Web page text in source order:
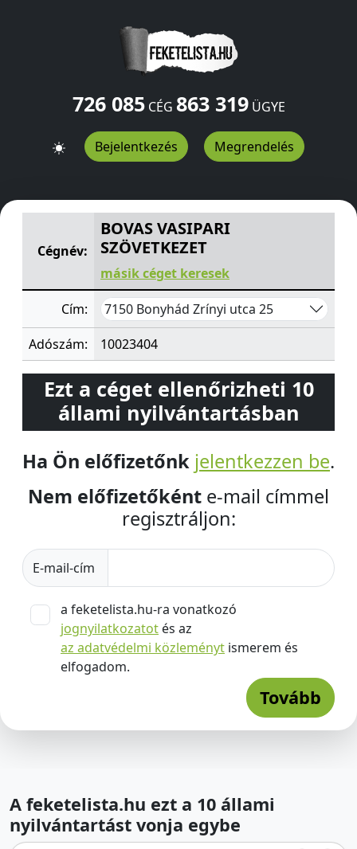
726 085CÉG 863 319ÜGYE
Bejelentkezés Megrendelés
BOVAS VASIPARI SZÖVETKEZETZrínyi utca 25
Cégnév:
BOVAS VASIPARI
SZÖVETKEZET
másik céget keresek
Cím: 7150 Bonyhád Zrínyi utca 25
Adószám: 10023404
Ezt a céget ellenőrizheti 10
állami nyilvántartásban
Ha Ön előfizetőnk jelentkezzen be.
Nem előfizetőként e-mail címmel
regisztráljon:
E-mail-cím
a feketelista.hu-ra vonatkozó
jognyilatkozatot és az
az adatvédelmi közleményt ismerem és
elfogadom.
Tovább
A feketelista.hu ezt a 10 állami
nyilvántartást vonja egybe